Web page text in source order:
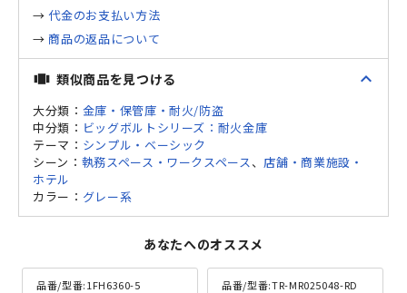
→代金のお支払い方法
→ 商品の返品について
view_carousel 類似商品を見つける expand_less
大分類： 金庫・保管庫・耐火/防盗
中分類： ビッグボルトシリーズ：耐火金庫
テーマ： シンプル・ベーシック
シーン： 執務スペース・ワークスペース 、 店舗・商業施設・
ホテル
カラー： グレー系
あなたへのオススメ
品番/型番:1FH6360-5 品番/型番:TR-MR025048-RD